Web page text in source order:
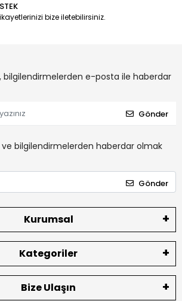
bize iletebilirsiniz.
bilgilendirmelerden e-posta ile haberdar
Gönder
bilgilendirmelerden haberdar olmak
Gönder
Kurumsal
Kategoriler
Bize Ulaşın